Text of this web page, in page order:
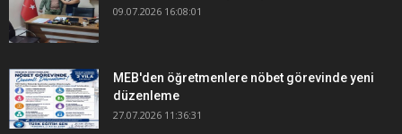
09.07.2026 16:08:01
MEB'den öğretmenlere nöbet görevinde yeni
düzenleme
27.07.2026 11:36:31